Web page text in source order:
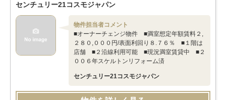
センチュリー21コスモジャパン
物件担当者コメント
■オーナーチェンジ物件 ■満室想定年額賃料２,
２８０,０００円/表面利回り８.７６％ ■１階は
店舗 ■２沿線利用可能 ■現況満室賃貸中 ■２
００６年スケルトンリフォーム済
センチュリー21コスモジャパン